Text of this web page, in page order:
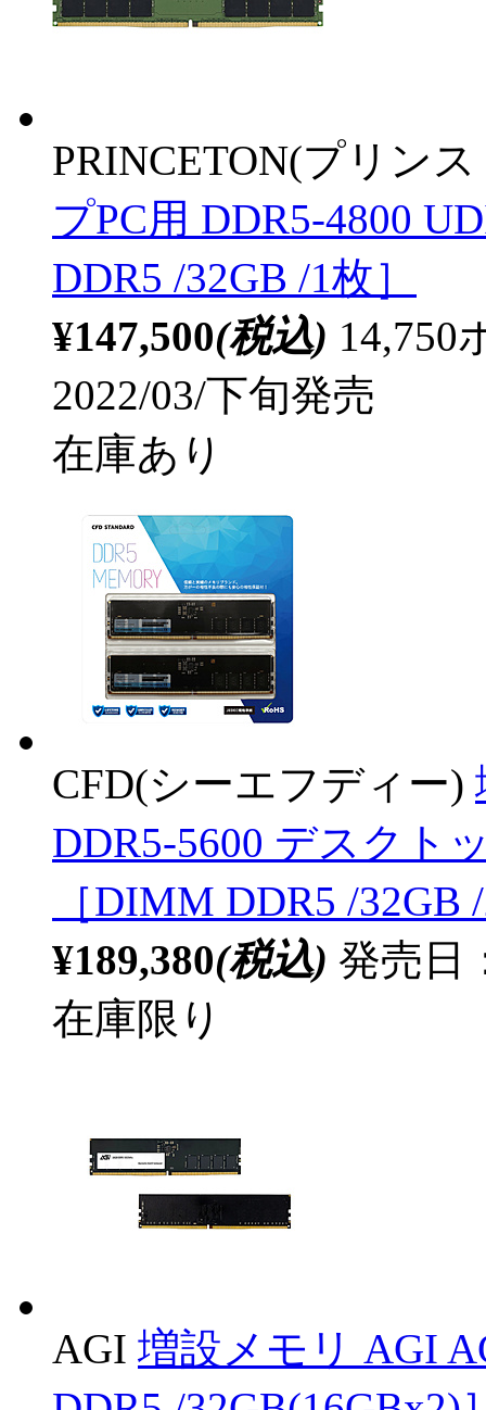
PRINCETON(プリン
プPC用 DDR5-4800
DDR5 /32GB /1枚］
¥147,500(税込) 14,750
2022/03/下旬発売
在庫あり
CFD(シーエフディー)
DDR5-5600 デスクト
［DIMM DDR5 /32GB
¥189,380(税込) 発売日
在庫限り
AGI 増設メモリ AGI